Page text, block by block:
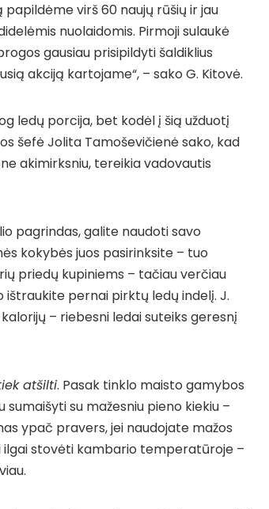
virš 60 naujų rūšių ir jau
nuolaidomis. Pirmoji sulaukė
gausiau prisipildyti šaldiklius
akciją kartojame“, – sako G. Kitovė.
ledų porcija, bet kodėl į šią užduotį
šefė Jolita Tamoševičienė sako, kad
akimirksniu, tereikia vadovautis
pagrindas, galite naudoti savo
kokybės juos pasirinksite – tuo
priedų kupiniems – tačiau verčiau
ištraukite pernai pirktų ledų indelį. J.
– riebesni ledai suteiks geresnį
atšilti. Pasak tinklo maisto gamybos
su mažesniu pieno kiekiu –
ypač pravers, jei naudojate mažos
ilgai stovėti kambario temperatūroje –